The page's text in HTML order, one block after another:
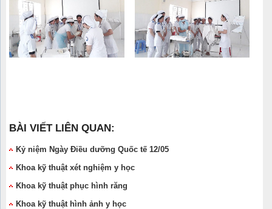
BÀI VIẾT LIÊN QUAN:
Kỷ niệm Ngày Điều dưỡng Quốc tế 12/05
Khoa kỹ thuật xét nghiệm y học
Khoa kỹ thuật phục hình răng
Khoa kỹ thuật hình ảnh y học